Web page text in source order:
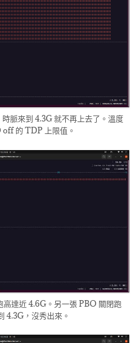
脈來到 4.3G 就不再上去了。溫度
的 TDP 上限值。
達近 4.6G。另一張 PBO 關閉跑
4.3G，沒秀出來。